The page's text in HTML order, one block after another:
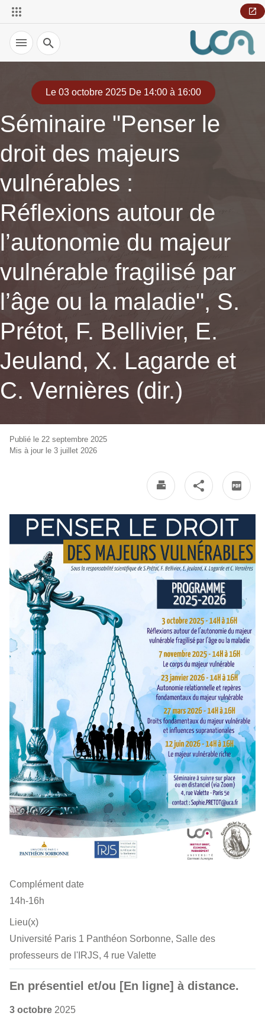
Recherche
Le 03 octobre 2025 De 14:00 à 16:00
Séminaire "Penser le
droit des majeurs
vulnérables :
Réflexions autour de
l’autonomie du majeur
vulnérable fragilisé par
l’âge ou la maladie", S.
Prétot, F. Bellivier, E.
Jeuland, X. Lagarde et
C. Vernières (dir.)
Publié le 22 septembre 2025
Mis à jour le 3 juillet 2026
Complément date
14h-16h
Lieu(x)
Université Paris 1 Panthéon Sorbonne, Salle des
professeurs de l'IRJS, 4 rue Valette
En présentiel et/ou [En ligne] à distance.
3 octobre 2025